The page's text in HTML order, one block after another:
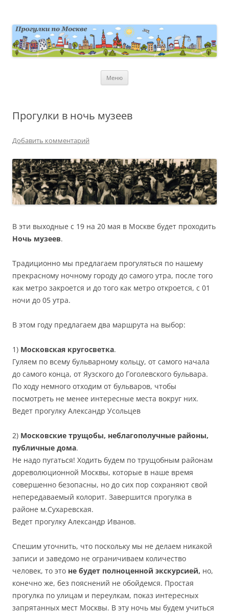
Меню
Прогулки в ночь музеев
Добавить комментарий
В эти выходные с 19 на 20 мая в Москве будет проходить
Ночь музеев.
Традиционно мы предлагаем прогуляться по нашему
прекрасному ночному городу до самого утра, после того
как метро закроется и до того как метро откроется, с 01
ночи до 05 утра.
В этом году предлагаем два маршрута на выбор:
1) Московская кругосветка.
Гуляем по всему бульварному кольцу, от самого начала
до самого конца, от Яузского до Гоголевского бульвара.
По ходу немного отходим от бульваров, чтобы
посмотреть не менее интересные места вокруг них.
Ведет прогулку Александр Усольцев
2) Московские трущобы, неблагополучные районы,
публичные дома.
Не надо пугаться! Ходить будем по трущобным районам
дореволюционной Москвы, которые в наше время
совершенно безопасны, но до сих пор сохраняют свой
непередаваемый колорит. Завершится прогулка в
районе м.Сухаревская.
Ведет прогулку Александр Иванов.
Спешим уточнить, что поскольку мы не делаем никакой
записи и заведомо не ограничиваем количество
человек, то это не будет полноценной экскурсией, но,
конечно же, без пояснений не обойдемся. Простая
прогулка по улицам и переулкам, показ интересных
запрятанных мест Москвы. В эту ночь мы будем учиться